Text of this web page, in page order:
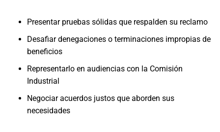
Presentar pruebas sólidas que respalden su reclamo
Desafiar denegaciones o terminaciones impropias de
beneficios
Representarlo en audiencias con la Comisión
Industrial
Negociar acuerdos justos que aborden sus
necesidades